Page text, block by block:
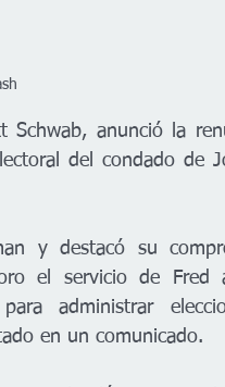
Schwab, anunció la
del condado de
y destacó su
el servicio de Fred
administrar
en un comunicado.